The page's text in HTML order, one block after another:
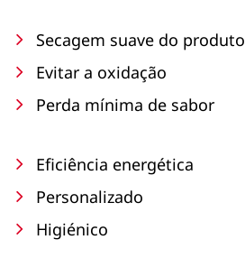
Secagem suave do produto
Evitar a oxidação
Perda mínima de sabor
Eficiência energética
Personalizado
Higiénico